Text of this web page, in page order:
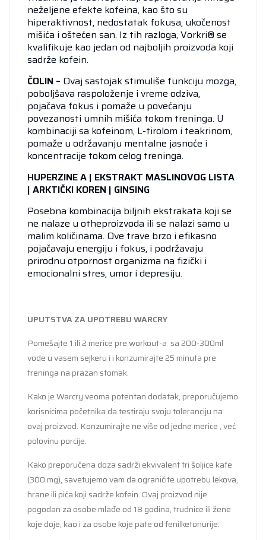
neželjene efekte kofeina, kao što su
hiperaktivnost, nedostatak fokusa, ukočenost
mišića i oštećen san. Iz tih razloga, Vorkri® se
kvalifikuje kao jedan od najboljih proizvoda koji
sadrže kofein.
ČOLIN – Ovaj sastojak stimuliše funkciju mozga,
poboljšava raspoloženje i vreme odziva,
pojačava fokus i pomaže u povećanju
povezanosti umnih mišića tokom treninga. U
kombinaciji sa kofeinom, L-tirolom i teakrinom,
pomaže u održavanju mentalne jasnoće i
koncentracije tokom celog treninga.
HUPERZINE A | EKSTRAKT MASLINOVOG LISTA
| ARKTIČKI KOREN | GINSING
Posebna kombinacija biljnih ekstrakata koji se
ne nalaze u otheproizvoda ili se nalazi samo u
malim količinama. Ove trave brzo i efikasno
pojačavaju energiju i fokus, i podržavaju
prirodnu otpornost organizma na fizički i
emocionalni stres, umor i depresiju.
UPUTSTVA ZA UPOTREBU WARCRY
Pomešajte 1 ili 2 merice pre workout-a sa 200-300ml
vode u vasem sejkeru i i konzumirajte 25 minuta pre
treninga na prazan stomak.
Kako je Warcry veoma potentan dodatak, preporučujemo
korisnicima početnika da testiraju svoju toleranciju na
ovaj proizvod. Konzumirajte ne više od jedne merice , već
polovinu porcije.
Kako preporučena doza sadrži ekvivalent tri šoljice kafe
(300 mg), savetujemo vam da ograničite upotrebu lekova,
hrane ili pića koji sadrže kofein. Ovaj proizvod nije
pogodan za osobe mlađe od 18 godina, trudnice ili žene
koje doje, kao i za osobe koje pate od fenilketonurije.